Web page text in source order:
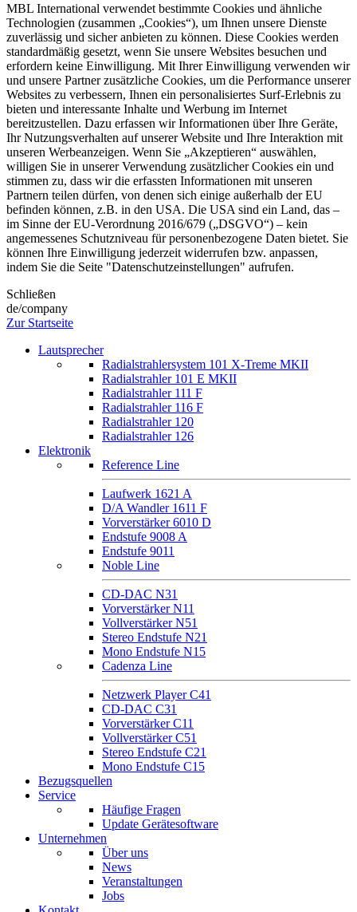
MBL International verwendet bestimmte Cookies und ähnliche
Technologien (zusammen „Cookies“), um Ihnen unsere Dienste
zuverlässig und sicher anbieten zu können. Diese Cookies werden
standardmäßig gesetzt, wenn Sie unsere Websites besuchen und
erfordern keine Einwilligung. Mit Ihrer Einwilligung verwenden wir
und unsere Partner zusätzliche Cookies, um die Performance unserer
Websites zu verbessern, Ihnen ein personalisiertes Surf-Erlebnis zu
bieten und interessante Inhalte und Werbung im Internet
bereitzustellen. Dazu erfassen wir Informationen über Ihre Geräte,
Ihr Nutzungsverhalten auf unserer Website und Ihre Interaktion mit
unseren Werbeanzeigen. Wenn Sie „Akzeptieren“ auswählen,
willigen Sie in unserer Verwendung zusätzlicher Cookies ein und
stimmen zu, dass wir die erfassten Informationen mit unseren
Partnern teilen dürfen, von denen sich einige außerhalb der EU
befinden können, z.B. in den USA. Die USA sind ein Land, das –
im Sinne der EU-Verordnung 2016/679 („DSGVO“) – kein
angemessenes Schutzniveau für personenbezogene Daten bietet. Sie
können Ihre Einwilligung jederzeit widerrufen bzw. anpassen,
indem Sie die Seite "Datenschutzeinstellungen" aufrufen.
Schließen
de/company
Zur Startseite
Lautsprecher
Radialstrahlersystem 101 X-Treme MKII
Radialstrahler 101 E MKII
Radialstrahler 111 F
Radialstrahler 116 F
Radialstrahler 120
Radialstrahler 126
Elektronik
Reference Line
Laufwerk 1621 A
D/A Wandler 1611 F
Vorverstärker 6010 D
Endstufe 9008 A
Endstufe 9011
Noble Line
CD-DAC N31
Vorverstärker N11
Vollverstärker N51
Stereo Endstufe N21
Mono Endstufe N15
Cadenza Line
Netzwerk Player C41
CD-DAC C31
Vorverstärker C11
Vollverstärker C51
Stereo Endstufe C21
Mono Endstufe C15
Bezugsquellen
Service
Häufige Fragen
Update Gerätesoftware
Unternehmen
Über uns
News
Veranstaltungen
Jobs